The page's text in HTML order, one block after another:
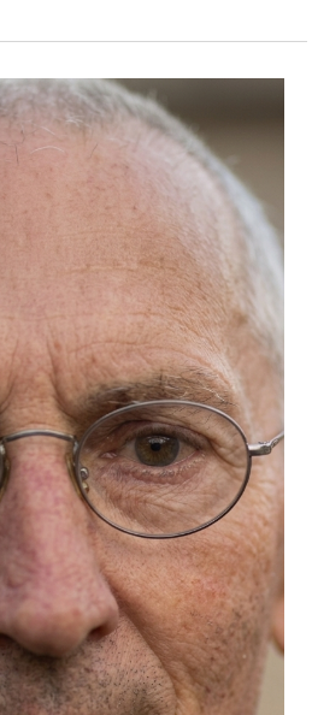
BALINGON née
le 26 juillet 2026 dans
tristesse que nous vous annonçons
née MONNIEZ survenu le
condoléances, partager des
anecdote ou exprimer vos pensées
des textes.